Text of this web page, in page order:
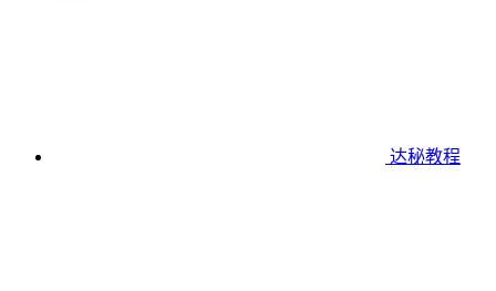
达秘教程